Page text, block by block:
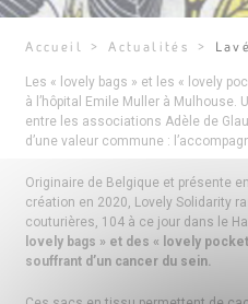
Accueil >Actualités >
Les « lovely bags » et les « lovely
à l’hôpital Emile Muller à Mulhouse.
entre les associations Adèle de
d’une valeur commune :
Originaire de Belgique et présente
création en 2020, Lovely Solidarity
couturières, 104 à ce jour dans le
lovely bags » et des « lovely
souffrant d’un cancer du sein.